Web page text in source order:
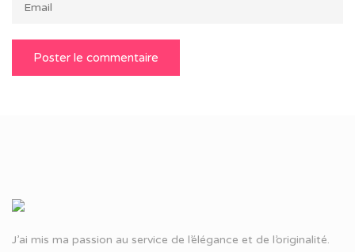
J’ai mis ma passion au service de l’élégance et de l’originalité.